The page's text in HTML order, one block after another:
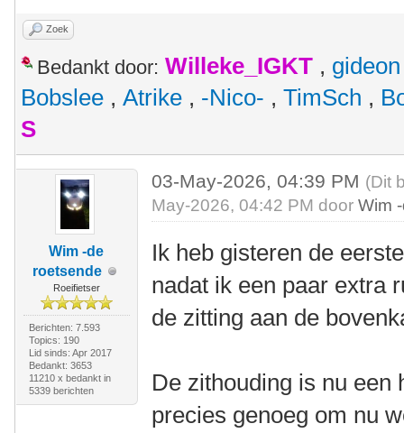
Zoek
Bedankt door: Willeke_IGKT , gideon
Bobslee , Atrike , -Nico- , TimSch ,
S
Wim -de
roetsende
Roeifietser
Berichten: 7.593
Topics: 190
Lid sinds: Apr 2017
Bedankt: 3653
11210 x bedankt in
5339 berichten
03-May-2026, 04:39 PM (Dit
May-2026, 04:42 PM doorWim
Ik heb gisteren de
nadat ik een paar extra
de zitting aan de
De zithouding is nu een
precies genoeg om nu